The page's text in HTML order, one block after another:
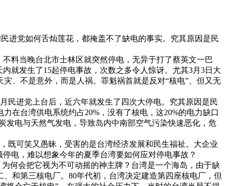
党如何舌灿莲花，都掩盖不了缺电的事实。究其原因是民
当晚台北市士林区就突然停电，无异于打了蔡英文一巴
就发生了15起停电事故，次数之多令人惊讶。尤其3月3日大
、不是意外，而是人祸。罪魁祸首就是反对“核电”、但又无
进党上台后，近六年就发生了四次大停电。究其原因是民
在台湾供电系统约占20%，没有了核电，这20%的电力缺口
发电与天然气发电，导致岛内中南部空气污染快速恶化，危
可笑又愚昧，受害的是台湾经济发展和民生福祉。大企业
电，难以想象今年的夏季台湾要如何应对停电事故？
会把它视为不可动摇的神主牌？台湾是一个海岛，由于缺
和第三核电厂。80年代初，台湾决定建造第四座核电厂，但